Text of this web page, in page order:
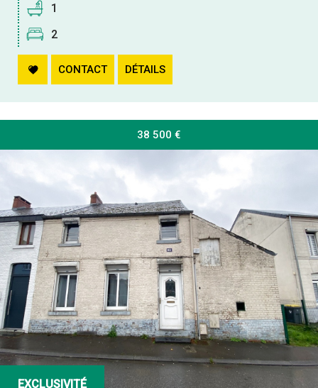
1
2
CONTACT DÉTAILS
EXCLUSIVITÉ
38 500 €